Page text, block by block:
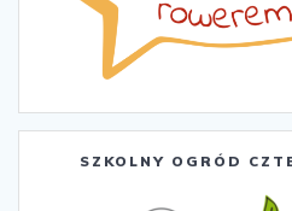
SZKOLNY OGRÓD